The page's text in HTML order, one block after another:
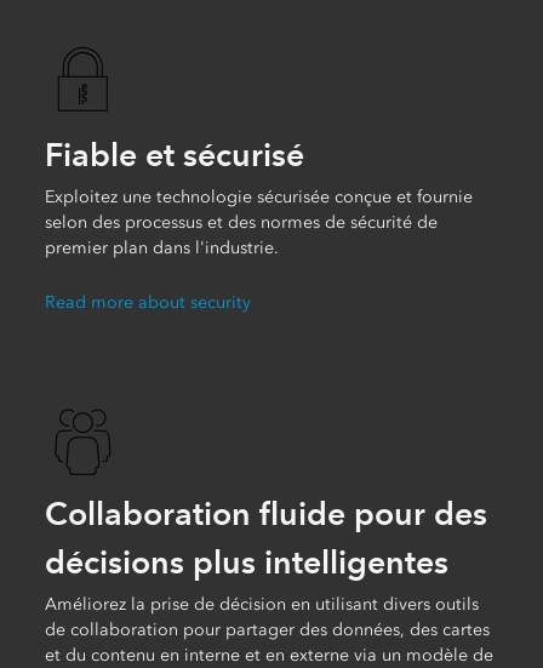
Fiable et sécurisé
Exploitez une technologie sécurisée conçue et fournie
selon des processus et des normes de sécurité de
premier plan dans l'industrie.
Read more about security
Collaboration fluide pour des
décisions plus intelligentes
Améliorez la prise de décision en utilisant divers outils
de collaboration pour partager des données, des cartes
et du contenu en interne et en externe via un modèle de